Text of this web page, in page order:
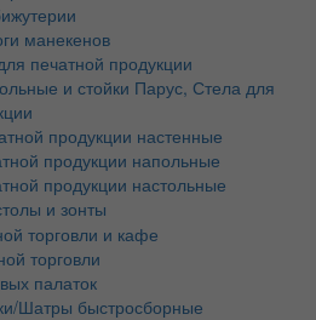
манекенов
печатной продукции
и стойки Парус, Стела для
продукции настенные
продукции напольные
продукции настольные
и зонты
торговли и кафе
торговли
палаток
Шатры быстросборные